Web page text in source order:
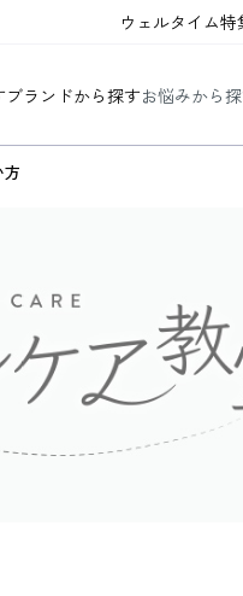
ウェルタイム
ビューティー
ヘルスケアタ
特
ブランドから探す
ひざサポートコラーゲン
ケール青汁
お悩みから